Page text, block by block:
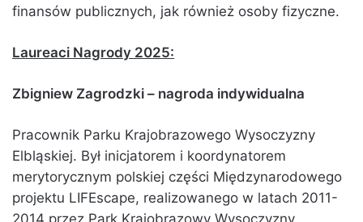
finansów publicznych, jak również osoby fizyczne.
Laureaci Nagrody 2025:
Zbigniew Zagrodzki – nagroda indywidualna
Pracownik Parku Krajobrazowego Wysoczyzny
Elbląskiej. Był inicjatorem i koordynatorem
merytorycznym polskiej części Międzynarodowego
projektu LIFEscape, realizowanego w latach 2011-